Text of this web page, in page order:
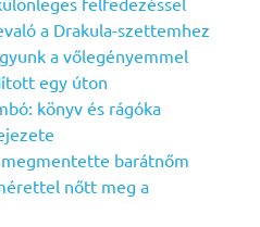
a Drakula-szettemhez
a vőlegényemmel
egy úton
könyv és rágóka
barátnőm
nőtt meg a